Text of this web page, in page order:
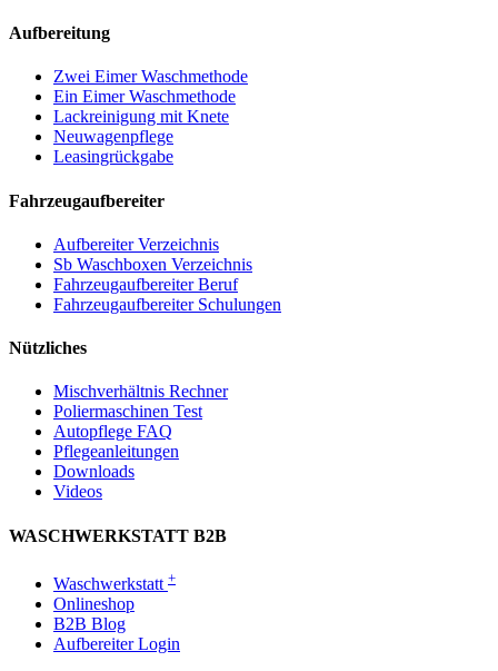
Aufbereitung
Zwei Eimer Waschmethode
Ein Eimer Waschmethode
Lackreinigung mit Knete
Neuwagenpflege
Leasingrückgabe
Fahrzeugaufbereiter
Aufbereiter Verzeichnis
Sb Waschboxen Verzeichnis
Fahrzeugaufbereiter Beruf
Fahrzeugaufbereiter Schulungen
Nützliches
Mischverhältnis Rechner
Poliermaschinen Test
Autopflege FAQ
Pflegeanleitungen
Downloads
Videos
WASCHWERKSTATT B2B
Waschwerkstatt +
Onlineshop
B2B Blog
Aufbereiter Login